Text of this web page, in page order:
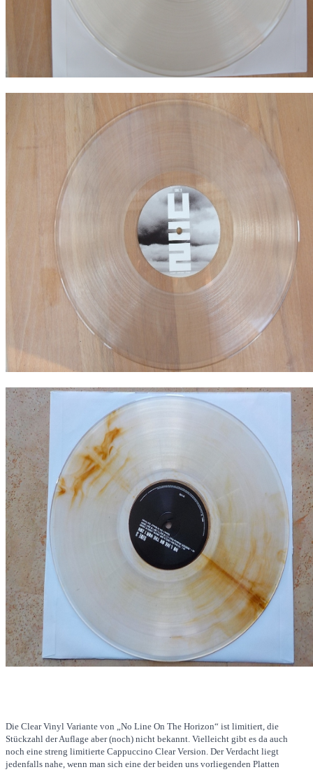
Die Clear Vinyl Variante von „No Line On The Horizon“ ist limitiert, die
Stückzahl der Auflage aber (noch) nicht bekannt. Vielleicht gibt es da auch
noch eine streng limitierte Cappuccino Clear Version. Der Verdacht liegt
jedenfalls nahe, wenn man sich eine der beiden uns vorliegenden Platten